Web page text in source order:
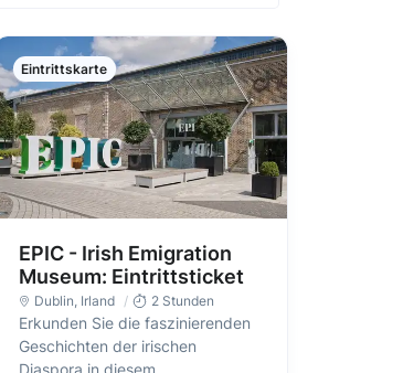
Eintrittskarte
EPIC - Irish Emigration
Museum: Eintrittsticket
Dublin, Irland 2 Stunden
Erkunden Sie die faszinierenden
Geschichten der irischen